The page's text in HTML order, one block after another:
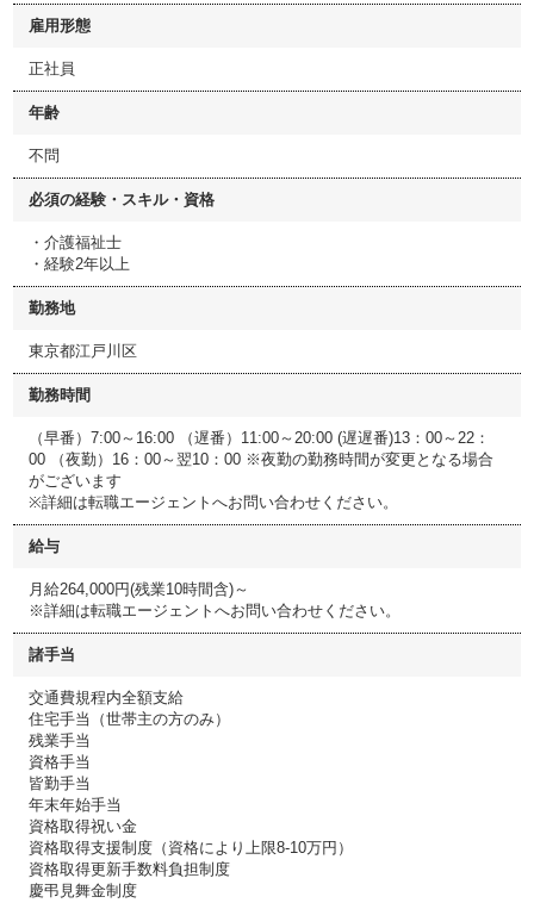
雇用形態
正社員
年齢
不問
必須の経験・スキル・資格
・介護福祉士
・経験2年以上
勤務地
東京都江戸川区
勤務時間
（早番）7:00～16:00 （遅番）11:00～20:00 (遅遅番)13：00～22：
00 （夜勤）16：00～翌10：00 ※夜勤の勤務時間が変更となる場合
がございます
※詳細は転職エージェントへお問い合わせください。
給与
月給264,000円(残業10時間含)～
※詳細は転職エージェントへお問い合わせください。
諸手当
交通費規程内全額支給
住宅手当（世帯主の方のみ）
残業手当
資格手当
皆勤手当
年末年始手当
資格取得祝い金
資格取得支援制度（資格により上限8-10万円）
資格取得更新手数料負担制度
慶弔見舞金制度